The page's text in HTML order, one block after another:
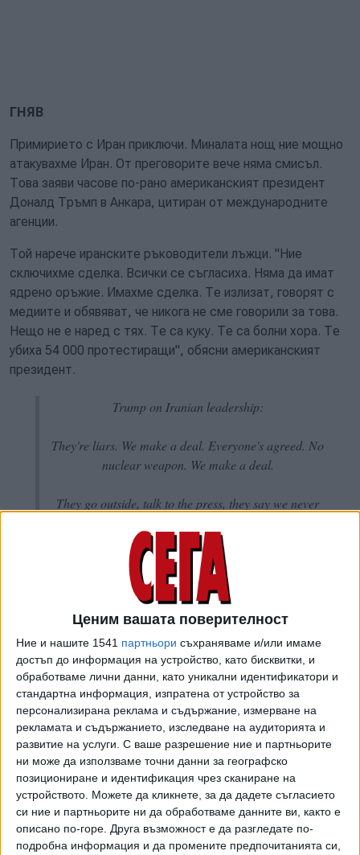
Ценим вашата поверителност
Ние и нашите 1541 партньори съхраняваме и/или имаме
достъп до информация на устройство, като бисквитки, и
обработваме лични данни, като уникални идентификатори и
стандартна информация, изпратена от устройство за
персонализирана реклама и съдържание, измерване на
рекламата и съдържанието, изследване на аудиторията и
развитие на услуги. С ваше разрешение ние и партньорите
ни може да използваме точни данни за географско
позициониране и идентификация чрез сканиране на
устройството. Можете да кликнете, за да дадете съгласието
си ние и партньорите ни да обработваме данните ви, както е
описано по-горе. Друга възможност е да разгледате по-
подробна информация и да промените предпочитанията си,
ГНЯВ
Примирието с Иран приключи. Миналата нощ ние мощно
атакувахме Иран. От преговорите вече няма смисъл.
Това заяви часове по-рано американският президент
Доналд Тръмп в Анкара, цитиран от международните
агенции.
Той нарече иранските ръководители лъжци. "Ние
сключихме сделка. Всички се съгласиха. Няма да имат
ядрено оръжие. Имахме сделка. Те излизат, говорят с
медиите и обявяват, че никога не сме говорили за това.
Нещо не е наред с тях. Те са куку. Те са болни хора. Те
убиха 54 000 протестиращи", обясни американският
президент.
Trump on Iranian leadership:
They're liars. We make a deal. Everyone's agreed. No
nuclear weapon. We make a deal.
They go outside, talk to the press, they say we never
There's something wrong with them. They're cuckoo.
pic.twitter.com/0AeQYUE15N
— Clash Report (@clashreport)8 юли 2026 г.
АТАКИ, ПОЛИТИКА И ЦЕНИ
Повод за новите американски удари срещу Иран бе
фактът, че три търговски кораба бяха атакувани в
Ормузкия проток, предаде Асошиейтед прес, цитирана
от БТА. Ударите са засегнали различни военни обекти и
пристанищни съоръжения, заявиха американски
официални представители.
Възобновените атаки със сигурност ще затруднят още
повече преговорите, целящи пълното отваряне на
протока, прекратяване на спорната ядрена програма на